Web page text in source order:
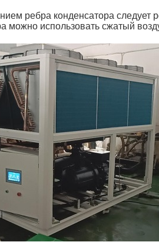
ребра конденсатора следует
использовать сжатый